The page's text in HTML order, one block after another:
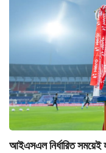
আইএসএল নির্ধারিত সময়েই